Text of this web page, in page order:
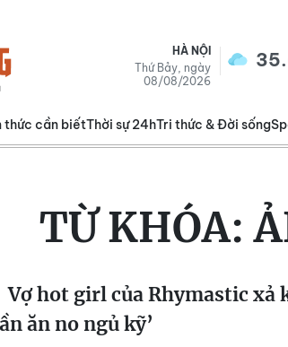
HÀ NỘI
Thứ Bảy, ngày
08/08/2026
thức cần biếtThời sự 24hTri thức & Đời sống
TỪ KHÓA:
Vợ hot girl của Rhymastic xả
ăn no ngủ kỹ’